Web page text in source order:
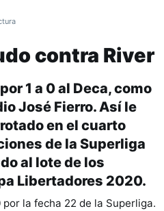
contra River
1 a 0 al Deca, como
José Fierro. Así le
en el cuarto
de la Superliga
al lote de los
Libertadores 2020.
la fecha 22 de la Superliga.